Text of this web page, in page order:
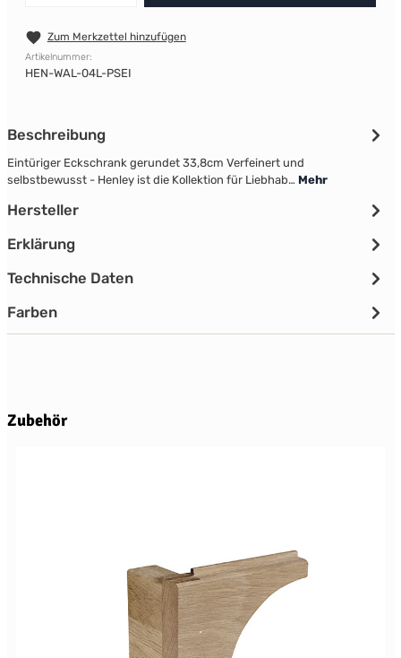
Zum Merkzettel hinzufügen
Artikelnummer:
HEN-WAL-04L-PSEI
Beschreibung
Eintüriger Eckschrank gerundet 33,8cm Verfeinert und
selbstbewusst - Henley ist die Kollektion für Liebhab… Mehr
Hersteller
Erklärung
Technische Daten
Farben
Produktgalerie überspringen
Zubehör